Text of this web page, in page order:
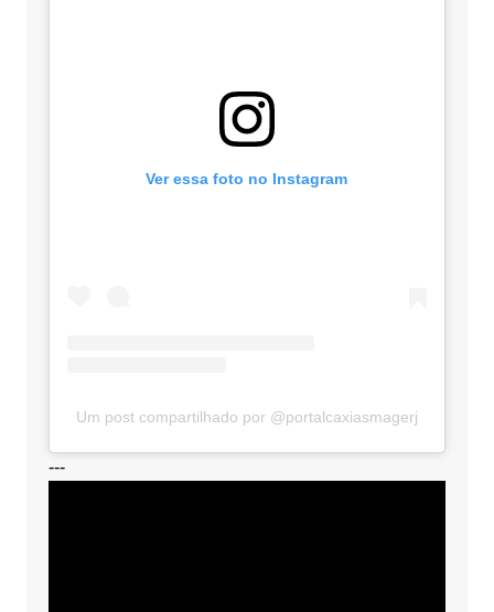
Ver essa foto no Instagram
Um post compartilhado por @portalcaxiasmagerj
---